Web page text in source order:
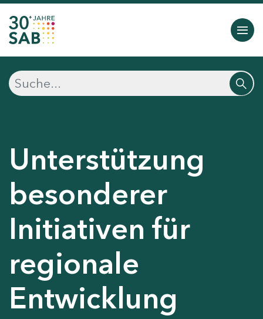
Unterstützung
besonderer
Initiativen für
regionale
Entwicklung